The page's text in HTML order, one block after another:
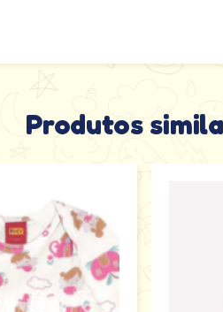
Produtos